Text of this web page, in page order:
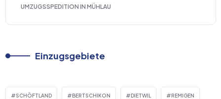
UMZUGSSPEDITION IN MÜHLAU
Einzugsgebiete
SCHÖFTLAND BERTSCHIKON DIETWIL REMIGEN